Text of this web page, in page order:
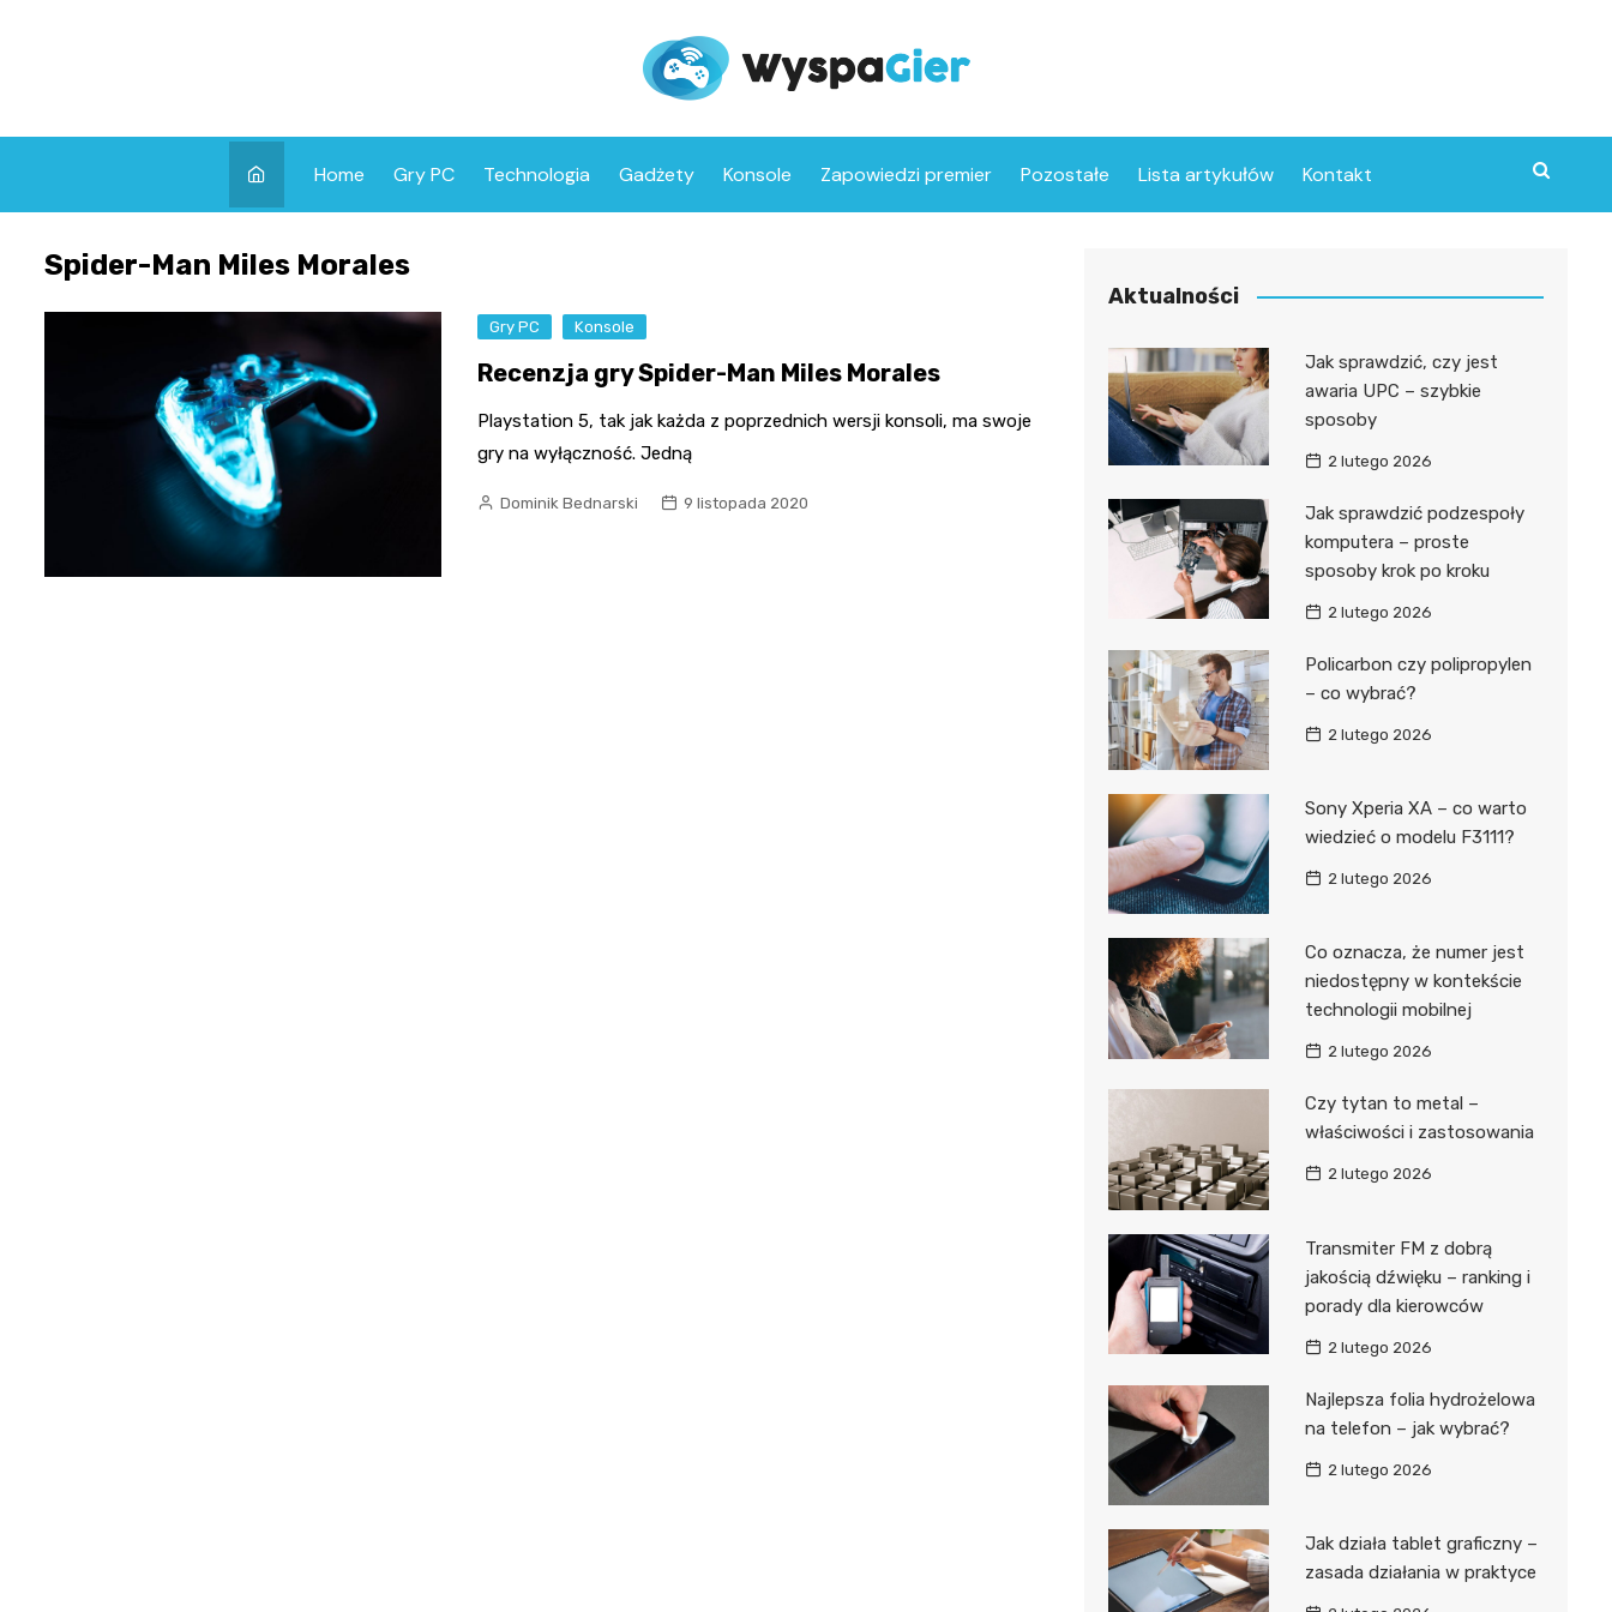
Home Gry PC Technologia Gadżety Konsole Zapowiedzi premier Pozostałe Lista artykułów Kontakt
Spider-Man Miles Morales
Gry PC Konsole
Recenzja gry Spider-Man Miles Morales
Playstation 5, tak jak każda z poprzednich wersji konsoli, ma swoje
gry na wyłączność. Jedną
Dominik Bednarski 9 listopada 2020
Aktualności
Jak sprawdzić, czy jest
awaria UPC – szybkie
sposoby
2 lutego 2026
Jak sprawdzić podzespoły
komputera – proste
sposoby krok po kroku
2 lutego 2026
Policarbon czy polipropylen
– co wybrać?
2 lutego 2026
Sony Xperia XA – co warto
wiedzieć o modelu F3111?
2 lutego 2026
Co oznacza, że numer jest
niedostępny w kontekście
technologii mobilnej
2 lutego 2026
Czy tytan to metal –
właściwości i zastosowania
2 lutego 2026
Transmiter FM z dobrą
jakością dźwięku – ranking i
porady dla kierowców
2 lutego 2026
Najlepsza folia hydrożelowa
na telefon – jak wybrać?
2 lutego 2026
Jak działa tablet graficzny –
zasada działania w praktyce